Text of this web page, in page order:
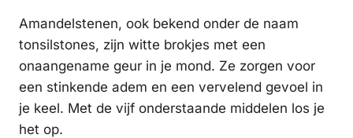
Amandelstenen, ook bekend onder de naam
tonsilstones, zijn witte brokjes met een
onaangename geur in je mond. Ze zorgen voor
een stinkende adem en een vervelend gevoel in
je keel. Met de vijf onderstaande middelen los je
het op.